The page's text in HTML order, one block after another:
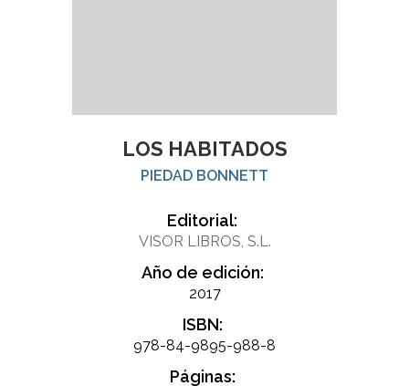
LOS HABITADOS
PIEDAD BONNETT
Editorial:
VISOR LIBROS, S.L.
Año de edición:
2017
ISBN:
978-84-9895-988-8
Páginas: